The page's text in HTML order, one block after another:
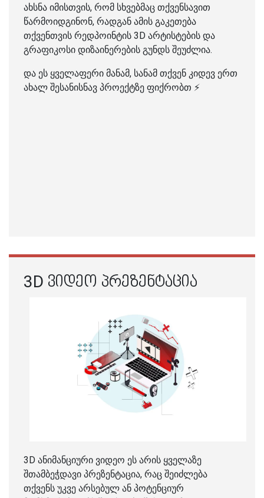
ახსნა იმისთვის, რომ სხვებმაც თქვენსავით
წარმოიდგინონ, რადგან ამის გაკეთება
თქვენთვის რედპოინტის 3D არტისტების და
გრაფიკოსი დიზაინერების გუნდს შეუძლია.
და ეს ყველაფერი მანამ, სანამ თქვენ კიდევ ერთ
ახალ შესანისნავ პროექტზე ფიქრობთ ⚡️
3D ᲕᲘᲓᲔᲝ ᲞᲠᲔᲖᲔᲜᲢᲐᲪᲘᲐ
3D ანიმანციური ვიდეო ეს არის ყველაზე
შთამბეჭდავი პრეზენტაცია, რაც შეიძლება
თქვენს უკვე არსებულ ან პოტენციურ